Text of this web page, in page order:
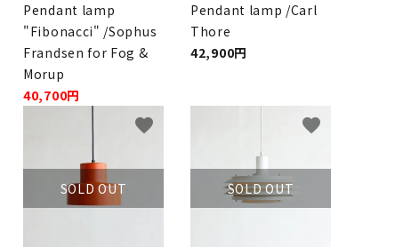
Pendant lamp
"Fibonacci" /Sophus
Frandsen for Fog &
Morup
40,700円
Pendant lamp /Carl
Thore
42,900円
SOLD OUT
favorite
SOLD OUT
favorite